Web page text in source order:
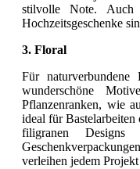
stilvolle Note. Auch
Hochzeitsgeschenke
3. Floral
Für
wunderschöne
Pflanzenranken, wie
ideal für
filigranen Designs
verleihen jedem